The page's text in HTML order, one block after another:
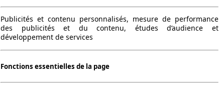
Publicités et contenu personnalisés, mesure de performance
des publicités et du contenu, études d’audience et
développement de services
Fonctions essentielles de la page